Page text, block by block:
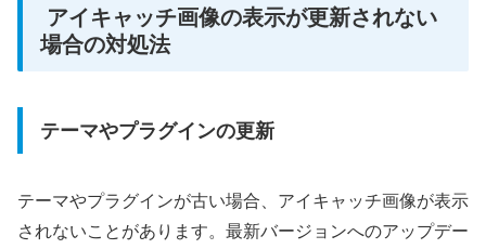
アイキャッチ画像の表示が更新されない
場合の対処法
テーマやプラグインの更新
テーマやプラグインが古い場合、アイキャッチ画像が表示
されないことがあります。最新バージョンへのアップデー